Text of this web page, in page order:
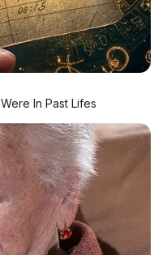
903 HP dengan
Premium dengan AI
In Past Lifes